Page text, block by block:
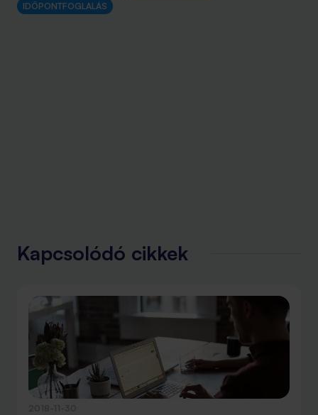
IDŐPONTFOGLALÁS
Kapcsolódó cikkek